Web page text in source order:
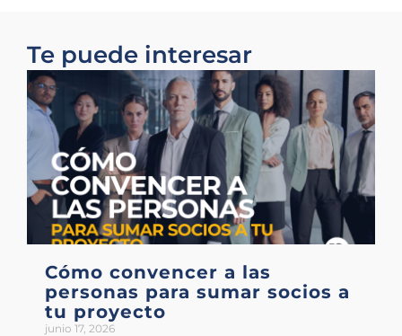
Te puede interesar
Cómo convencer a las
personas para sumar socios a
tu proyecto
junio 17, 2026